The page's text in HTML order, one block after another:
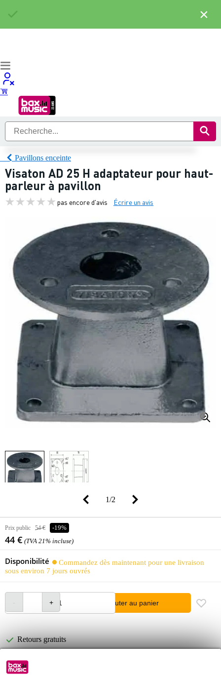
Pavillons enceinte
Visaton AD 25 H adaptateur pour haut-
parleur à pavillon
pas encore d'avis Écrire un avis
1/2
Prix public 54 € -19%
44 € (TVA 21% incluse)
Disponibilité
Commandez dès maintenant pour une livraison
sous environ 7 jours ouvrés
Ajouter au panier
Retours gratuits
×